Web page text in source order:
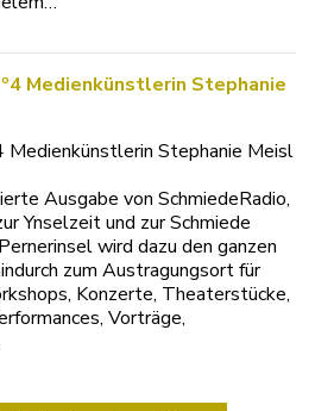
Medienkünstlerin Stephanie
Medienkünstlerin Stephanie Meisl
Ausgabe von SchmiedeRadio,
Ynselzeit und zur Schmiede
wird dazu den ganzen
zum Austragungsort für
Konzerte, Theaterstücke,
Vorträge,